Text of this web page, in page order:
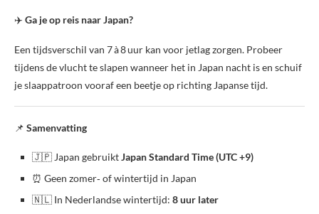
✈️ Ga je op reis naar Japan?
Een tijdsverschil van 7 à 8 uur kan voor jetlag zorgen. Probeer
tijdens de vlucht te slapen wanneer het in Japan nacht is en schuif
je slaappatroon vooraf een beetje op richting Japanse tijd.
📌 Samenvatting
🇯🇵 Japan gebruiktJapan Standard Time (UTC +9)
⏰ Geen zomer‑ of wintertijd in Japan
🇳🇱 In Nederlandse wintertijd: 8 uur later